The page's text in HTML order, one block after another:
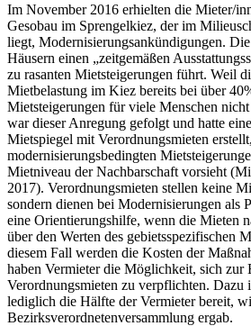
Im November 2016 erhielten die Mieter/
Gesobau im Sprengelkiez, der im
liegt, Modernisierungsankündigungen.
Häusern einen „zeitgemäßen
zu rasanten Mietsteigerungen führt. Weil
Mietbelastung im Kiez bereits bei über
Mietsteigerungen für viele Menschen
war dieser Anregung gefolgt und hatte
Mietspiegel mit Verordnungsmieten
modernisierungsbedingten
Mietniveau der Nachbarschaft vorsieht
2017). Verordnungsmieten stellen keine
sondern dienen bei Modernisierungen als
eine Orientierungshilfe, wenn die Mieten
über den Werten des gebietsspezifischen
diesem Fall werden die Kosten der
haben Vermieter die Möglichkeit, sich zur
Verordnungsmieten zu verpflichten. Dazu
lediglich die Hälfte der Vermieter bereit,